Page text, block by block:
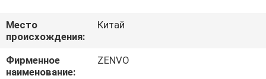
ПУТЕШЕСТВИЕ
ФАБРИКИ
Место
происхождения:
Китай
Фирменное
наименование:
ZENVO